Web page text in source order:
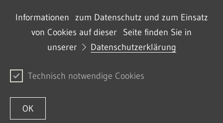
Informationen zum Datenschutz und zum Einsatz
von Cookies auf dieser Seite finden Sie in
unserer
Datenschutzerklärung
Technisch notwendige Cookies
OK